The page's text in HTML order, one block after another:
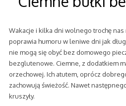
Wakacje i kilka dni wolnego trochę nas
poprawia humoru w leniwe dni jak
nie mogą się obyć bez domowego
bezglutenowe. Ciemne, z dodatkiem
orzechowej. Ich atutem, oprócz
zachowują świeżość. Nawet
kruszyły.